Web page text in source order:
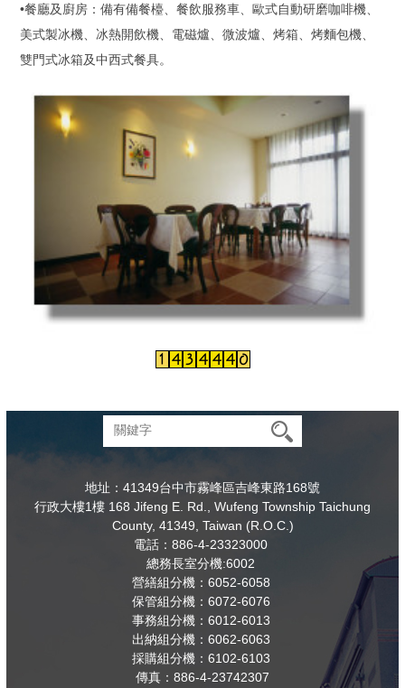
•餐廳及廚房：備有備餐檯、餐飲服務車、歐式自動研磨咖啡機、
美式製冰機、冰熱開飲機、電磁爐、微波爐、烤箱、烤麵包機、
雙門式冰箱及中西式餐具。
地址：41349台中市霧峰區吉峰東路168號
行政大樓1樓 168 Jifeng E. Rd., Wufeng Township Taichung
County, 41349, Taiwan (R.O.C.)
電話：886-4-23323000
總務長室分機:6002
營繕組分機：6052-6058
保管組分機：6072-6076
事務組分機：6012-6013
出納組分機：6062-6063
採購組分機：6102-6103
傳真：886-4-23742307